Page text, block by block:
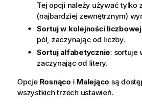
Tej opcji należy używać tylko
(najbardziej zewnętrznym)
Sortuj w kolejności liczbowej
pól, zaczynając od liczby.
Sortuj alfabetycznie: sortuje
zaczynając od litery.
Opcje Rosnąco i Malejąco są
wszystkich trzech ustawień.